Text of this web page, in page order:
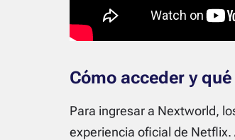
Cómo acceder y
Para ingresar a Nextworld,
experiencia oficial de Netflix.